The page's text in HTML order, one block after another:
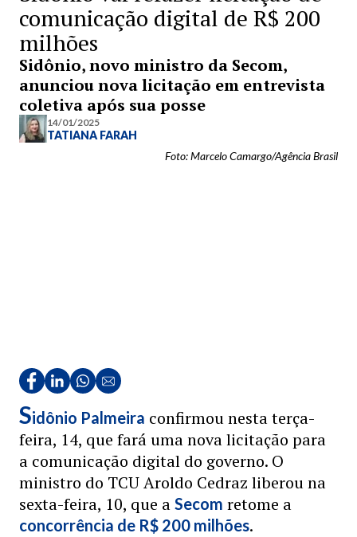
comunicação digital de R$ 200
milhões
Sidônio, novo ministro da Secom,
anunciou nova licitação em entrevista
coletiva após sua posse
14/01/2025
TATIANA FARAH
Foto: Marcelo Camargo/Agência Brasil
Sidônio Palmeira confirmou nesta terça-
feira, 14, que fará uma nova licitação para
a comunicação digital do governo. O
ministro do TCU Aroldo Cedraz liberou na
sexta-feira, 10, que a Secom retome a
concorrência de R$ 200 milhões.